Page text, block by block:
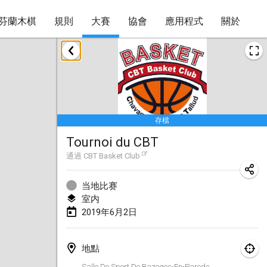
蘭木棋 規則 大賽 協會 應用程式 關於
存檔
Tournoi du CBT
通過 CBT Basket Club
当地比赛
室内
2019年6月2日
地點
2019年1月
New Year's Throw Mölkky
2019年1月1日|捷克共和國
Tournoi Mixte ASPTTOM
2019年1月20日|
Tournoi d'Hiver
2019年1月26日
Liekki Cup